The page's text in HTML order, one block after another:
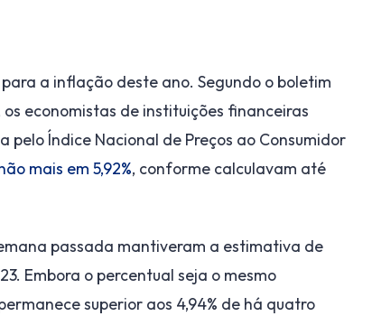
a inflação deste ano. Segundo o boletim
os economistas de instituições financeiras
Índice Nacional de Preços ao Consumidor
mais em 5,92%, conforme calculavam até
passada mantiveram a estimativa de
Embora o percentual seja o mesmo
superior aos 4,94% de há quatro